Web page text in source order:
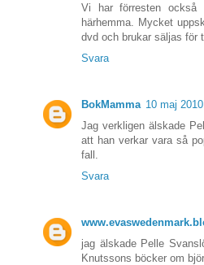
Vi har förresten
härhemma. Mycket
dvd och brukar säljas för
Svara
BokMamma 10 maj
Jag verkligen älskade
att han verkar vara så
fall.
Svara
jag älskade Pelle
Knutssons böcker om